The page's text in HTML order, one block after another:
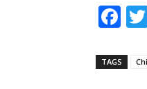
F
a
c
TAGS